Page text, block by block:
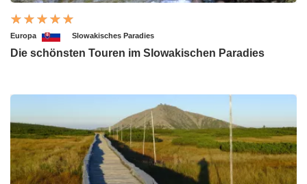
Europa Slowakisches Paradies
Die schönsten Touren im Slowakischen Paradies